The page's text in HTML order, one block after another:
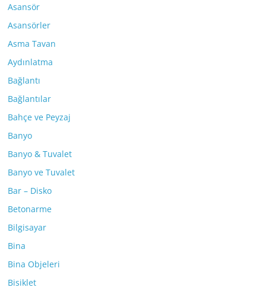
Asansör
Asansörler
Asma Tavan
Aydınlatma
Bağlantı
Bağlantılar
Bahçe ve Peyzaj
Banyo
Banyo & Tuvalet
Banyo ve Tuvalet
Bar – Disko
Betonarme
Bilgisayar
Bina
Bina Objeleri
Bisiklet